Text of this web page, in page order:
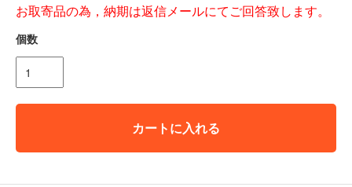
お取寄品の為，納期は返信メールにてご回答致します。
個数
カートに入れる